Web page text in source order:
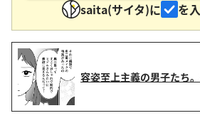
saita(サイタ)に
を
容姿至上主義の男子たち